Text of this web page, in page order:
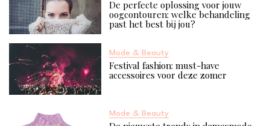
De perfecte oplossing voor jouw
oogcontouren: welke behandeling
past het best bij jou?
Mode & Beauty
Festival fashion: must-have
accessoires voor deze zomer
Mode & Beauty